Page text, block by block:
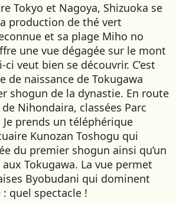
Tokyo et Nagoya, Shizuoka se
production de thé vert
et sa plage Miho no
une vue dégagée sur le mont
veut bien se découvrir. C’est
de naissance de Tokugawa
shogun de la dynastie. En route
Nihondaira, classées Parc
prends un téléphérique
Kunozan Toshogu qui
du premier shogun ainsi qu’un
Tokugawa. La vue permet
Byobudani qui dominent
: quel spectacle !